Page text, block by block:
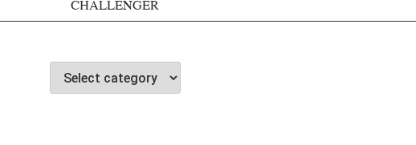
CHALLENGER